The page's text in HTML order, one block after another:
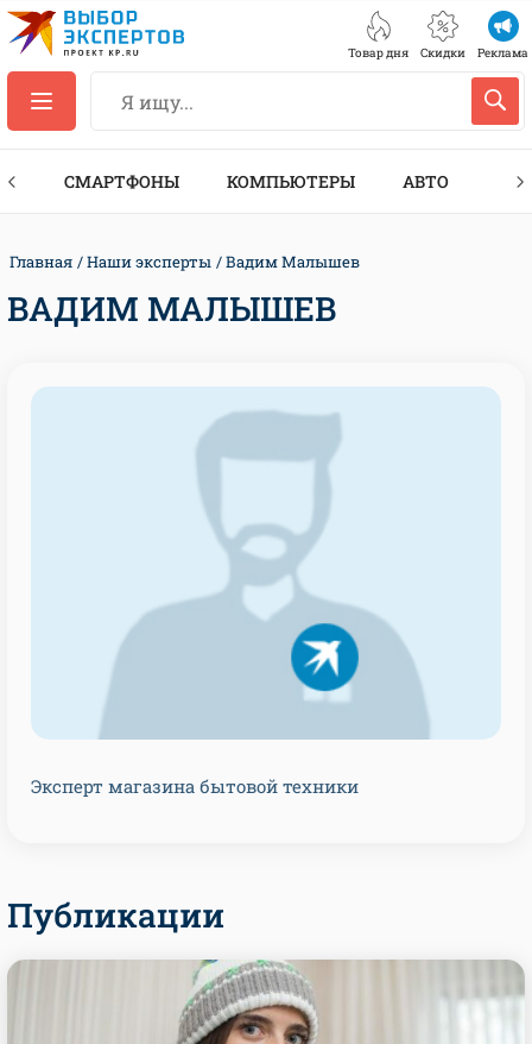
Товар дня Скидки Реклама
СМАРТФОНЫ КОМПЬЮТЕРЫ АВТО
Главная Наши эксперты Вадим Малышев
ВАДИМ МАЛЫШЕВ
Эксперт магазина бытовой техники
Публикации